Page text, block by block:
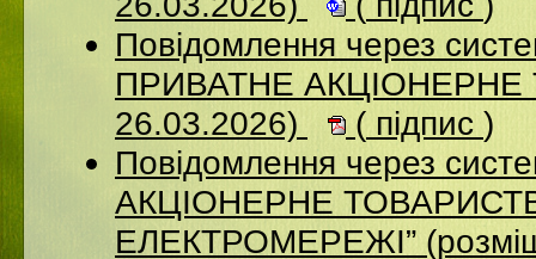
Повідомлення через
ПРИВАТНЕ АКЦІОНЕРНЕ
26.03.2026)
( підпис )
Повідомлення через
АКЦІОНЕРНЕ
ЕЛЕКТРОМЕРЕЖІ”